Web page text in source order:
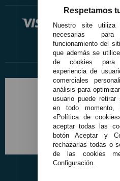
Respetamos
Nuestro site utiliza
necesarias
funcionamiento del
que además se
de cookies para
experiencia de
comerciales
análisis para
usuario puede retirar
en todo momento,
«Política de
aceptar todas las
botón Aceptar y
rechazarlas todas o
de las cookies
Configuración.